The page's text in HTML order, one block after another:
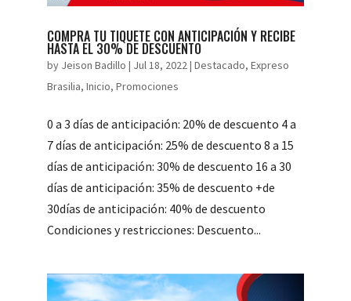
COMPRA TU TIQUETE CON ANTICIPACIÓN Y RECIBE
HASTA EL 30% DE DESCUENTO
by Jeison Badillo | Jul 18, 2022| Destacado, Expreso
Brasilia, Inicio, Promociones
0 a 3 días de anticipación: 20% de descuento 4 a
7 días de anticipación: 25% de descuento 8 a 15
días de anticipación: 30% de descuento 16 a 30
días de anticipación: 35% de descuento +de
30días de anticipación: 40% de descuento
Condiciones y restricciones: Descuento...